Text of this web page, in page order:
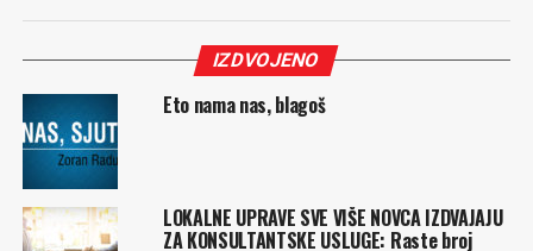
IZDVOJENO
Eto nama nas, blagoš
LOKALNE UPRAVE SVE VIŠE NOVCA IZDVAJAJU
ZA KONSULTANTSKE USLUGE: Raste broj